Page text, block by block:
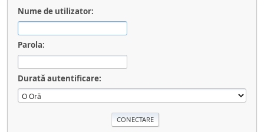
Nume de utilizator:
Parola:
Durată autentificare: